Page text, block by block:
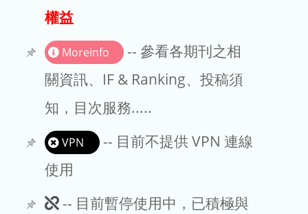
文章處理費
EndNote
權益
Moreinfo
-- 參看各期刊之相
關資訊、IF & Ranking、投稿須
知，目次服務.....
VPN
-- 目前不提供 VPN 連線
使用
此
-- 目前暫停使用中，已積極與